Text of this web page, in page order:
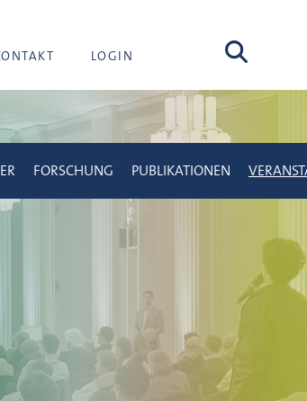
LOGIN Suche
FORSCHUNG PUBLIKATIONEN